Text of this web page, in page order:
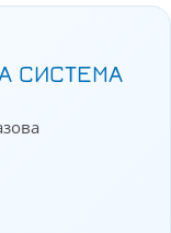
СИСТЕМА